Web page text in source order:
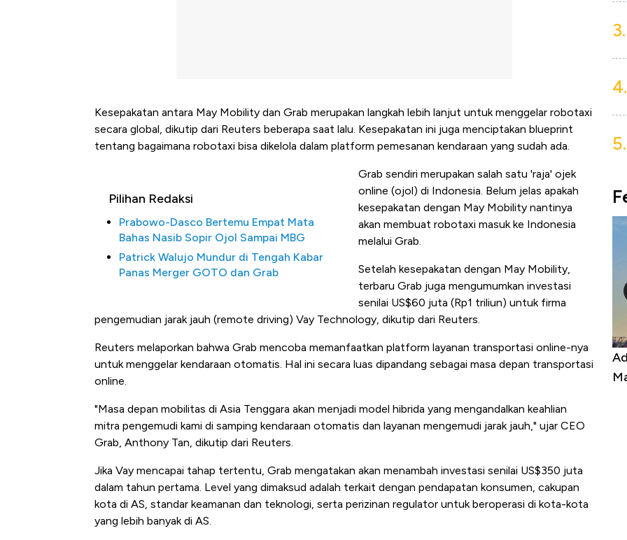
Kesepakatan antara May Mobility dan Grab merupakan langkah lebih lanjut untuk menggelar robotaxi
secara global, dikutip dari Reuters beberapa saat lalu. Kesepakatan ini juga menciptakan blueprint
tentang bagaimana robotaxi bisa dikelola dalam platform pemesanan kendaraan yang sudah ada.
Pilihan Redaksi
Prabowo-Dasco Bertemu Empat Mata
Bahas Nasib Sopir Ojol Sampai MBG
Patrick Walujo Mundur di Tengah Kabar
Panas Merger GOTO dan Grab
Grab sendiri merupakan salah satu 'raja' ojek
online (ojol) di Indonesia. Belum jelas apakah
kesepakatan dengan May Mobility nantinya
akan membuat robotaxi masuk ke Indonesia
melalui Grab.
Setelah kesepakatan dengan May Mobility,
terbaru Grab juga mengumumkan investasi
senilai US$60 juta (Rp1 triliun) untuk firma
pengemudian jarak jauh (remote driving) Vay Technology, dikutip dari Reuters.
Reuters melaporkan bahwa Grab mencoba memanfaatkan platform layanan transportasi online-nya
untuk menggelar kendaraan otomatis. Hal ini secara luas dipandang sebagai masa depan transportasi
online.
"Masa depan mobilitas di Asia Tenggara akan menjadi model hibrida yang mengandalkan keahlian
mitra pengemudi kami di samping kendaraan otomatis dan layanan mengemudi jarak jauh," ujar CEO
Grab, Anthony Tan, dikutip dari Reuters.
Jika Vay mencapai tahap tertentu, Grab mengatakan akan menambah investasi senilai US$350 juta
dalam tahun pertama. Level yang dimaksud adalah terkait dengan pendapatan konsumen, cakupan
kota di AS, standar keamanan dan teknologi, serta perizinan regulator untuk beroperasi di kota-kota
yang lebih banyak di AS.
3.
4.
5.
Kongo Tutup Keran Ekspor, Harga